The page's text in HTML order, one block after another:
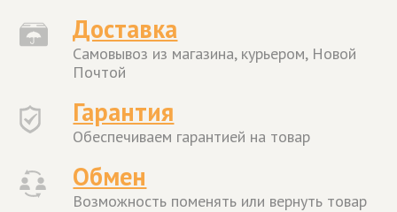
Доставка
Самовывоз из магазина, курьером, Новой
Почтой
Гарантия
Обеспечиваем гарантией на товар
Обмен
Возможность поменять или вернуть товар